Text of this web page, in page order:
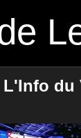
du